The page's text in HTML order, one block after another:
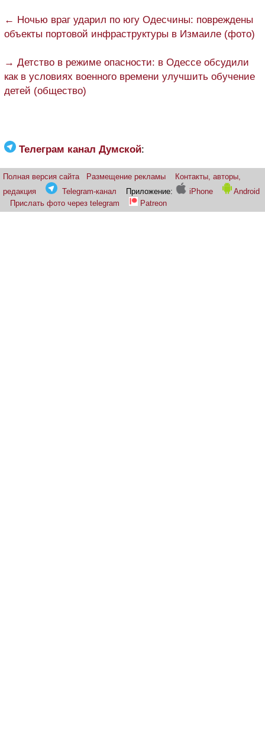
← Ночью враг ударил по югу Одесчины: повреждены
объекты портовой инфраструктуры в Измаиле (фото)
→ Детство в режиме опасности: в Одессе обсудили
как в условиях военного времени улучшить обучение
детей (общество)
Телеграм канал Думской:
Полная версия сайта Размещение рекламы
Контакты, авторы,
редакция
Telegram-канал Приложение: iPhone
Android
Прислать фото через telegram
Patreon